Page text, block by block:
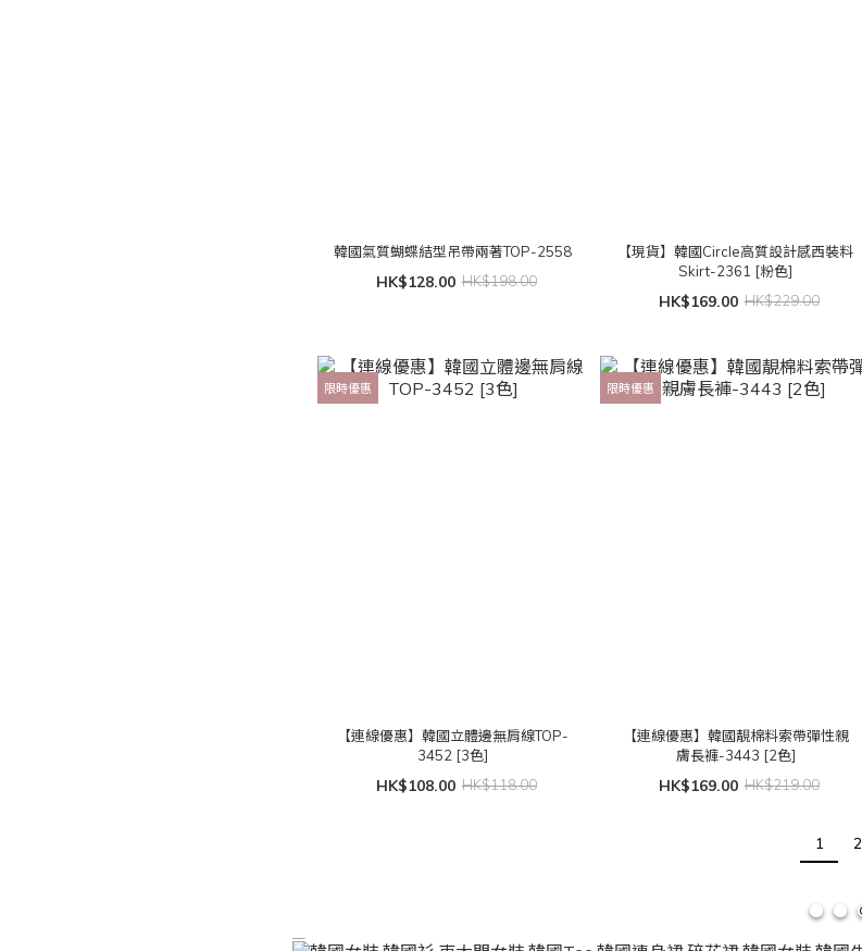
韓國氣質蝴蝶結型吊帶兩著TOP-2558
HK$128.00 HK$198.00
【現貨】韓國Circle高質設計感西裝料
Skirt-2361 [粉色]
HK$169.00 HK$229.00
限時優惠
【連線優惠】韓國立體邊無肩線TOP-
3452 [3色]
HK$108.00 HK$118.00
限時優惠
【連線優惠】韓國靚棉料索帶彈性親
膚長褲-3443 [2色]
HK$169.00 HK$219.00
1 2